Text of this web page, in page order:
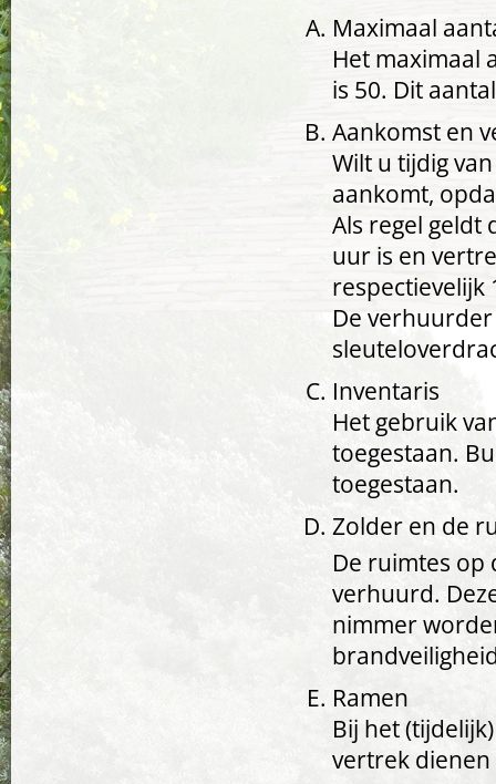
Maximaal
Het maximaal
is 50. Dit
Aankomst en
Wilt u tijdig
aankomt,
Als regel
uur is en
respectievelijk
De
Inventaris
Het gebruik
toegestaan.
toegestaan.
Zolder en de
De ruimtes op
verhuurd.
nimmer
Ramen
Bij het
vertrek dienen